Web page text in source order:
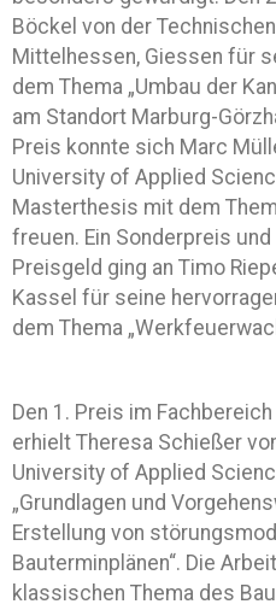
Böckel von der
Mittelhessen, Giessen für
dem Thema „Umbau der
am Standort Marburg-
Preis konnte sich Marc
University of Applied
Masterthesis mit dem
freuen. Ein Sonderpreis
Preisgeld ging an Timo
Kassel für seine
dem Thema
Den 1. Preis im
erhielt Theresa Schießer
University of Applied
„Grundlagen und
Erstellung von
Bauterminplänen“. Die
klassischen Thema des